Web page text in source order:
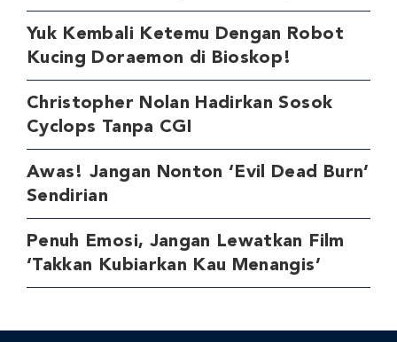
Yuk Kembali Ketemu Dengan Robot
Kucing Doraemon di Bioskop!
Christopher Nolan Hadirkan Sosok
Cyclops Tanpa CGI
Awas! Jangan Nonton ‘Evil Dead Burn’
Sendirian
Penuh Emosi, Jangan Lewatkan Film
‘Takkan Kubiarkan Kau Menangis’